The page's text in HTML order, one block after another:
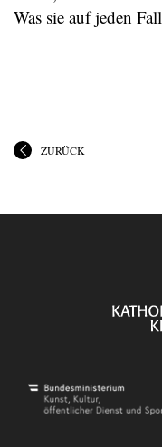
Was sie auf jeden
ZURÜCK